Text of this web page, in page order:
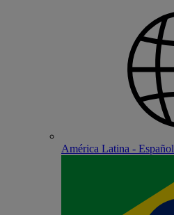
América Latina - Español